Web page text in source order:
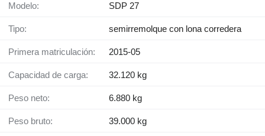
Modelo: SDP 27
Tipo: semirremolque con lona corredera
Primera matriculación: 2015-05
Capacidad de carga: 32.120 kg
Peso neto: 6.880 kg
Peso bruto: 39.000 kg